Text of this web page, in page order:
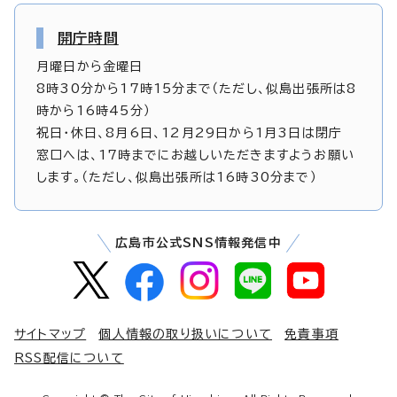
開庁時間
月曜日から金曜日
8時30分から17時15分まで（ただし、似島出張所は8
時から16時45分）
祝日・休日、8月6日、12月29日から1月3日は閉庁
窓口へは、17時までにお越しいただきますようお願い
します。（ただし、似島出張所は16時30分まで）
広島市公式SNS情報発信中
サイトマップ 個人情報の取り扱いについて
免責事項
RSS配信について